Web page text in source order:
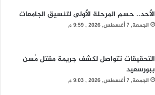
الأحد.. حسم المرحلة الأولى لتنسيق الجامعات
الجمعة, 7 أغسطس, 2026 , 9:59 م
التحقيقات تتواصل لكشف جريمة مقتل مُسن
ببورسعيد
الجمعة, 7 أغسطس, 2026 , 9:03 م